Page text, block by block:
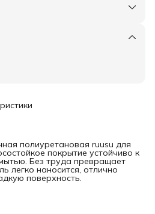
полиуретановая ruusu для
покрытие устойчиво к
Без труда превращает
легко наносится, отлично
поверхность.